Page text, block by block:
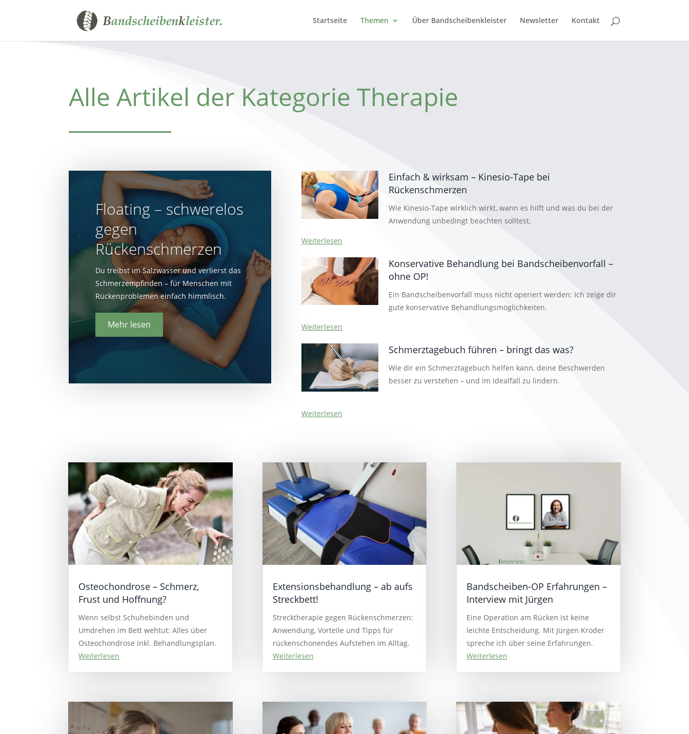
Startseite Themen Über Bandscheibenkleister Newsletter Kontakt
Alle Artikel der Kategorie Therapie
Floating – schwerelos
gegen
Rückenschmerzen
Du treibst im Salzwasser und verlierst das
Schmerzempfinden – für Menschen mit
Rückenproblemen einfach himmlisch.
Mehr lesen
Einfach & wirksam – Kinesio-Tape bei
Rückenschmerzen
Wie Kinesio-Tape wirklich wirkt, wann es hilft und was du bei der
Anwendung unbedingt beachten solltest.
Weiterlesen
Konservative Behandlung bei Bandscheibenvorfall –
ohne OP!
Ein Bandscheibenvorfall muss nicht operiert werden: Ich zeige dir
gute konservative Behandlungsmöglichkeiten.
Weiterlesen
Schmerztagebuch führen – bringt das was?
Wie dir ein Schmerztagebuch helfen kann, deine Beschwerden
besser zu verstehen – und im Idealfall zu lindern.
Weiterlesen
Osteochondrose – Schmerz,
Frust und Hoffnung?
Wenn selbst Schuhebinden und
Umdrehen im Bett wehtut: Alles über
Osteochondrose inkl. Behandlungsplan.
Weiterlesen
Extensionsbehandlung – ab aufs
Streckbett!
Strecktherapie gegen Rückenschmerzen:
Anwendung, Vorteile und Tipps für
rückenschonendes Aufstehen im Alltag.
Weiterlesen
Bandscheiben-OP Erfahrungen –
Interview mit Jürgen
Eine Operation am Rücken ist keine
leichte Entscheidung. Mit Jürgen Kroder
spreche ich über seine Erfahrungen.
Weiterlesen